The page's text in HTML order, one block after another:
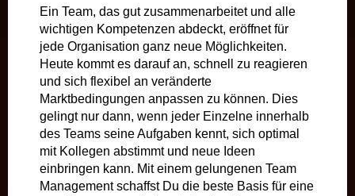
Ein Team, das gut zusammenarbeitet und alle
wichtigen Kompetenzen abdeckt, eröffnet für
jede Organisation ganz neue Möglichkeiten.
Heute kommt es darauf an, schnell zu reagieren
und sich flexibel an veränderte
Marktbedingungen anpassen zu können. Dies
gelingt nur dann, wenn jeder Einzelne innerhalb
des Teams seine Aufgaben kennt, sich optimal
mit Kollegen abstimmt und neue Ideen
einbringen kann. Mit einem gelungenen Team
Management schaffst Du die beste Basis für eine